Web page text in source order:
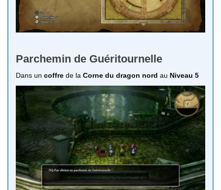
Parchemin de Guéritournelle
Dans un coffre de la Corne du dragon nord au Niveau 5